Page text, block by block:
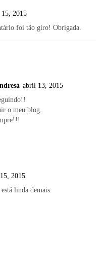
2015
foi tão giro! Obrigada.
abril 13, 2015
o meu blog.
2015
linda demais.